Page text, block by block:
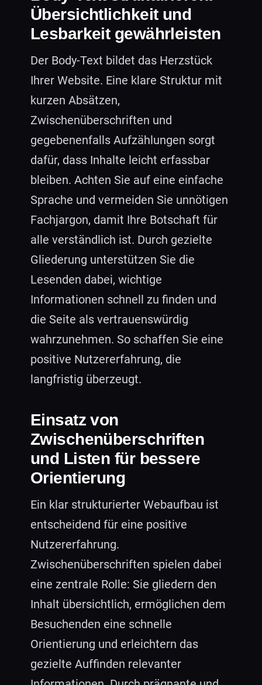
Übersichtlichkeit und
Lesbarkeit gewährleisten
Der Body-Text bildet das Herzstück
Ihrer Website. Eine klare Struktur mit
kurzen Absätzen,
Zwischenüberschriften und
gegebenenfalls Aufzählungen sorgt
dafür, dass Inhalte leicht erfassbar
bleiben. Achten Sie auf eine einfache
Sprache und vermeiden Sie unnötigen
Fachjargon, damit Ihre Botschaft für
alle verständlich ist. Durch gezielte
Gliederung unterstützen Sie die
Lesenden dabei, wichtige
Informationen schnell zu finden und
die Seite als vertrauenswürdig
wahrzunehmen. So schaffen Sie eine
positive Nutzererfahrung, die
langfristig überzeugt.
Einsatz von
Zwischenüberschriften
und Listen für bessere
Orientierung
Ein klar strukturierter Webaufbau ist
entscheidend für eine positive
Nutzererfahrung.
Zwischenüberschriften spielen dabei
eine zentrale Rolle: Sie gliedern den
Inhalt übersichtlich, ermöglichen dem
Besuchenden eine schnelle
Orientierung und erleichtern das
gezielte Auffinden relevanter